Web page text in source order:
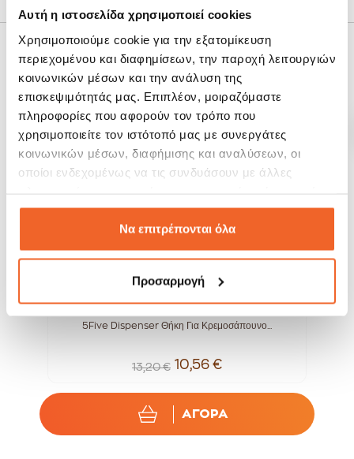
Αυτή η ιστοσελίδα χρησιμοποιεί cookies
Χρησιμοποιούμε cookie για την εξατομίκευση
περιεχομένου και διαφημίσεων, την παροχή λειτουργιών
κοινωνικών μέσων και την ανάλυση της
επισκεψιμότητάς μας. Επιπλέον, μοιραζόμαστε
πληροφορίες που αφορούν τον τρόπο που
χρησιμοποιείτε τον ιστότοπό μας με συνεργάτες
κοινωνικών μέσων, διαφήμισης και αναλύσεων, οι
οποίοι ενδεχομένως να τις συνδυάσουν με άλλες
έχουν συλλέξει σε σχέση με την από μέρους σας χρήση
των υπηρεσιών τους.Να επιτρέπονται όλα
Προσαρμογή
ΣΧΕΤΙΚΆ ΠΡΟΪΌΝΤΑ
-20%
5Five Dispenser Θήκη Για Κρεμοσάπουνο...
13,20 € 10,56 €
ΑΓΟΡΑ